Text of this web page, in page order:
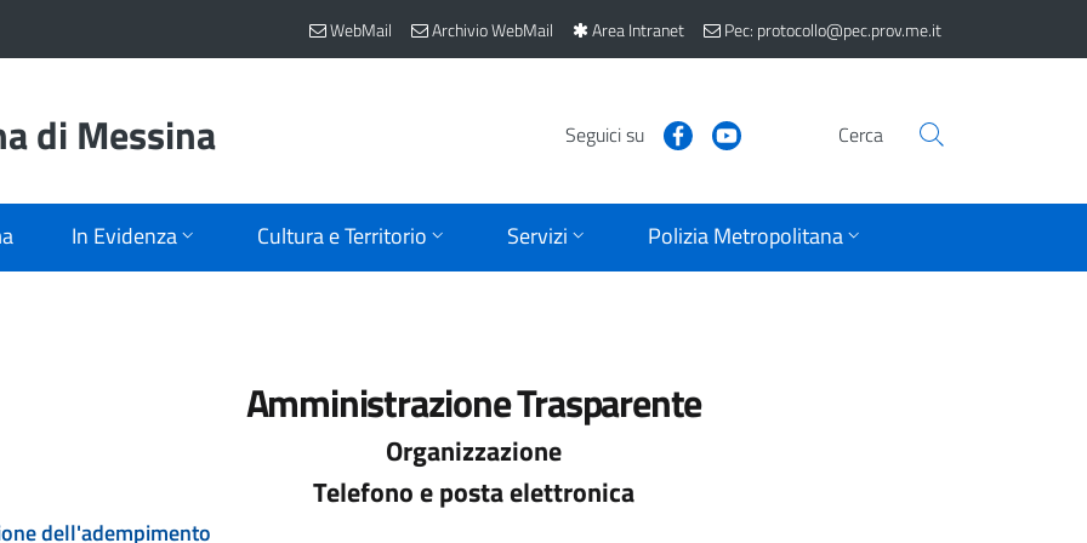
WebMail Archivio WebMail Area Intranet Pec: protocollo@pec.prov.me.it
di Messina Seguici su Cerca
In Evidenza Cultura e Territorio Servizi Polizia Metropolitana
Amministrazione Trasparente
Organizzazione
Telefono e posta elettronica
dell'adempimento